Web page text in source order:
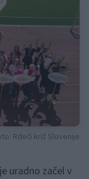
Rdeči križ Slovenije
uradno začel v